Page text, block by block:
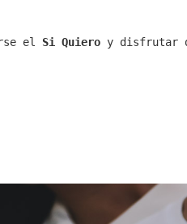
el Si Quiero y disfrutar